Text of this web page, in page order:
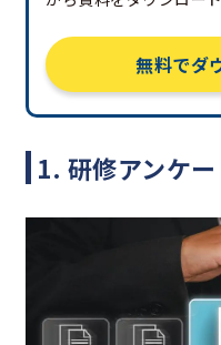
無料でダ
1. 研修アンケ